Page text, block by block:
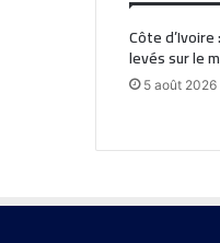
Côte
levés sur le
5 août 2026